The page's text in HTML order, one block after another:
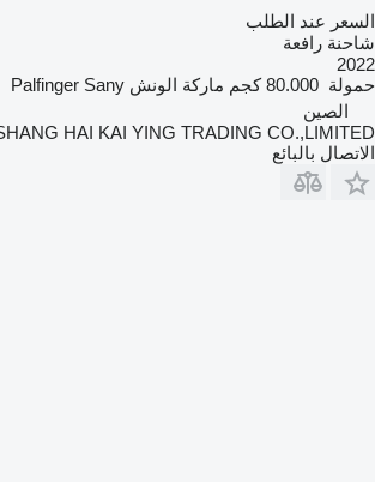
السعر عند الطلب
شاحنة رافعة
2022
حمولة 80.000 كجم ماركة الونش Palfinger Sany
الصين
HAI KAI YING TRADING CO.,LIMITED
الاتصال بالبائع